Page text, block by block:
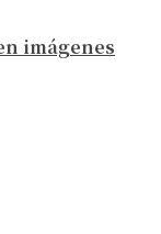
imágenes